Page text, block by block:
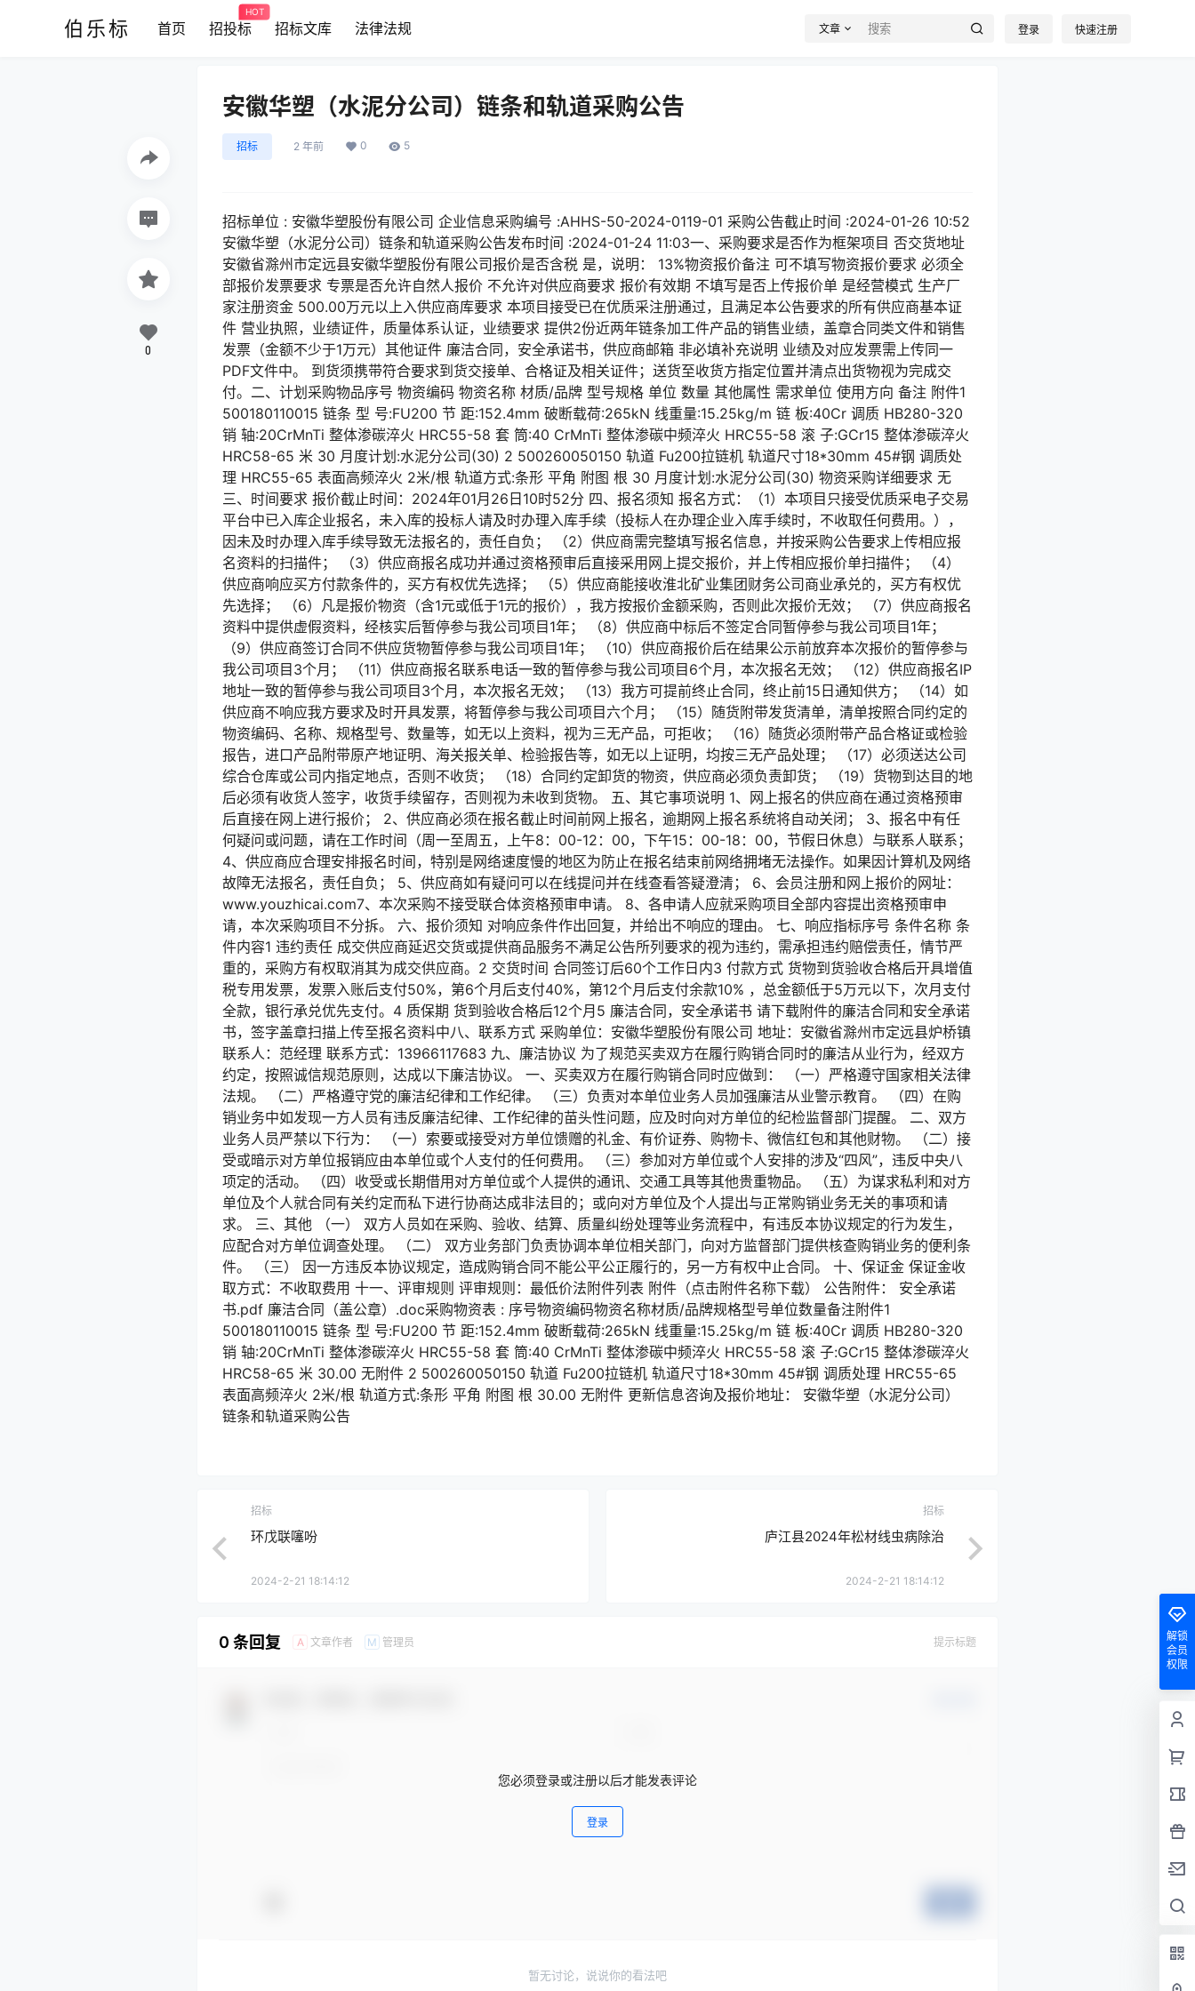
伯乐标 首页 招投标
HOT
招标文库 法律法规 文章 登录 快速注册
安徽华塑（水泥分公司）链条和轨道采购公告
招标 2 年前 0 5
招标单位 : 安徽华塑股份有限公司 企业信息采购编号 :AHHS-50-2024-0119-01 采购公告截止时间 :2024-01-26 10:52
安徽华塑（水泥分公司）链条和轨道采购公告发布时间 :2024-01-24 11:03一、采购要求是否作为框架项目 否交货地址
安徽省滁州市定远县安徽华塑股份有限公司报价是否含税 是，说明： 13%物资报价备注 可不填写物资报价要求 必须全
部报价发票要求 专票是否允许自然人报价 不允许对供应商要求 报价有效期 不填写是否上传报价单 是经营模式 生产厂
家注册资金 500.00万元以上入供应商库要求 本项目接受已在优质采注册通过，且满足本公告要求的所有供应商基本证
件 营业执照，业绩证件，质量体系认证，业绩要求 提供2份近两年链条加工件产品的销售业绩，盖章合同类文件和销售
发票（金额不少于1万元）其他证件 廉洁合同，安全承诺书，供应商邮箱 非必填补充说明 业绩及对应发票需上传同一
PDF文件中。 到货须携带符合要求到货交接单、合格证及相关证件；送货至收货方指定位置并清点出货物视为完成交
付。二、计划采购物品序号 物资编码 物资名称 材质/品牌 型号规格 单位 数量 其他属性 需求单位 使用方向 备注 附件1
500180110015 链条 型 号:FU200 节 距:152.4mm 破断载荷:265kN 线重量:15.25kg/m 链 板:40Cr 调质 HB280-320
销 轴:20CrMnTi 整体渗碳淬火 HRC55-58 套 筒:40 CrMnTi 整体渗碳中频淬火 HRC55-58 滚 子:GCr15 整体渗碳淬火
HRC58-65 米 30 月度计划:水泥分公司(30) 2 500260050150 轨道 Fu200拉链机 轨道尺寸18*30mm 45#钢 调质处
理 HRC55-65 表面高频淬火 2米/根 轨道方式:条形 平角 附图 根 30 月度计划:水泥分公司(30) 物资采购详细要求 无
三、时间要求 报价截止时间：2024年01月26日10时52分 四、报名须知 报名方式：（1）本项目只接受优质采电子交易
平台中已入库企业报名，未入库的投标人请及时办理入库手续（投标人在办理企业入库手续时，不收取任何费用。），
因未及时办理入库手续导致无法报名的，责任自负； （2）供应商需完整填写报名信息，并按采购公告要求上传相应报
名资料的扫描件； （3）供应商报名成功并通过资格预审后直接采用网上提交报价，并上传相应报价单扫描件； （4）
供应商响应买方付款条件的，买方有权优先选择； （5）供应商能接收淮北矿业集团财务公司商业承兑的，买方有权优
先选择； （6）凡是报价物资（含1元或低于1元的报价），我方按报价金额采购，否则此次报价无效； （7）供应商报名
资料中提供虚假资料，经核实后暂停参与我公司项目1年； （8）供应商中标后不签定合同暂停参与我公司项目1年；
（9）供应商签订合同不供应货物暂停参与我公司项目1年； （10）供应商报价后在结果公示前放弃本次报价的暂停参与
我公司项目3个月； （11）供应商报名联系电话一致的暂停参与我公司项目6个月，本次报名无效； （12）供应商报名IP
地址一致的暂停参与我公司项目3个月，本次报名无效； （13）我方可提前终止合同，终止前15日通知供方； （14）如
供应商不响应我方要求及时开具发票，将暂停参与我公司项目六个月； （15）随货附带发货清单，清单按照合同约定的
物资编码、名称、规格型号、数量等，如无以上资料，视为三无产品，可拒收； （16）随货必须附带产品合格证或检验
报告，进口产品附带原产地证明、海关报关单、检验报告等，如无以上证明，均按三无产品处理； （17）必须送达公司
综合仓库或公司内指定地点，否则不收货； （18）合同约定卸货的物资，供应商必须负责卸货； （19）货物到达目的地
后必须有收货人签字，收货手续留存，否则视为未收到货物。 五、其它事项说明 1、网上报名的供应商在通过资格预审
后直接在网上进行报价； 2、供应商必须在报名截止时间前网上报名，逾期网上报名系统将自动关闭； 3、报名中有任
何疑问或问题，请在工作时间（周一至周五，上午8：00-12：00，下午15：00-18：00，节假日休息）与联系人联系；
4、供应商应合理安排报名时间，特别是网络速度慢的地区为防止在报名结束前网络拥堵无法操作。如果因计算机及网络
故障无法报名，责任自负； 5、供应商如有疑问可以在线提问并在线查看答疑澄清； 6、会员注册和网上报价的网址：
www.youzhicai.com7、本次采购不接受联合体资格预审申请。 8、各申请人应就采购项目全部内容提出资格预审申
请，本次采购项目不分拆。 六、报价须知 对响应条件作出回复，并给出不响应的理由。 七、响应指标序号 条件名称 条
件内容1 违约责任 成交供应商延迟交货或提供商品服务不满足公告所列要求的视为违约，需承担违约赔偿责任，情节严
重的，采购方有权取消其为成交供应商。2 交货时间 合同签订后60个工作日内3 付款方式 货物到货验收合格后开具增值
税专用发票，发票入账后支付50%，第6个月后支付40%，第12个月后支付余款10% ，总金额低于5万元以下，次月支付
全款，银行承兑优先支付。4 质保期 货到验收合格后12个月5 廉洁合同，安全承诺书 请下载附件的廉洁合同和安全承诺
书，签字盖章扫描上传至报名资料中八、联系方式 采购单位：安徽华塑股份有限公司 地址：安徽省滁州市定远县炉桥镇
联系人：范经理 联系方式：13966117683 九、廉洁协议 为了规范买卖双方在履行购销合同时的廉洁从业行为，经双方
约定，按照诚信规范原则，达成以下廉洁协议。 一、买卖双方在履行购销合同时应做到： （一）严格遵守国家相关法律
法规。 （二）严格遵守党的廉洁纪律和工作纪律。 （三）负责对本单位业务人员加强廉洁从业警示教育。 （四）在购
销业务中如发现一方人员有违反廉洁纪律、工作纪律的苗头性问题，应及时向对方单位的纪检监督部门提醒。 二、双方
业务人员严禁以下行为： （一）索要或接受对方单位馈赠的礼金、有价证券、购物卡、微信红包和其他财物。 （二）接
受或暗示对方单位报销应由本单位或个人支付的任何费用。 （三）参加对方单位或个人安排的涉及“四风”，违反中央八
项定的活动。 （四）收受或长期借用对方单位或个人提供的通讯、交通工具等其他贵重物品。 （五）为谋求私利和对方
单位及个人就合同有关约定而私下进行协商达成非法目的；或向对方单位及个人提出与正常购销业务无关的事项和请
求。 三、其他 （一） 双方人员如在采购、验收、结算、质量纠纷处理等业务流程中，有违反本协议规定的行为发生，
应配合对方单位调查处理。 （二） 双方业务部门负责协调本单位相关部门，向对方监督部门提供核查购销业务的便利条
件。 （三） 因一方违反本协议规定，造成购销合同不能公平公正履行的，另一方有权中止合同。 十、保证金 保证金收
取方式：不收取费用 十一、评审规则 评审规则：最低价法附件列表 附件（点击附件名称下载） 公告附件： 安全承诺
书.pdf 廉洁合同（盖公章）.doc采购物资表 : 序号物资编码物资名称材质/品牌规格型号单位数量备注附件1
500180110015 链条 型 号:FU200 节 距:152.4mm 破断载荷:265kN 线重量:15.25kg/m 链 板:40Cr 调质 HB280-320
销 轴:20CrMnTi 整体渗碳淬火 HRC55-58 套 筒:40 CrMnTi 整体渗碳中频淬火 HRC55-58 滚 子:GCr15 整体渗碳淬火
HRC58-65 米 30.00 无附件 2 500260050150 轨道 Fu200拉链机 轨道尺寸18*30mm 45#钢 调质处理 HRC55-65
表面高频淬火 2米/根 轨道方式:条形 平角 附图 根 30.00 无附件 更新信息咨询及报价地址： 安徽华塑（水泥分公司）
链条和轨道采购公告
0
招标
环戊联噻吩
2024-2-21 18:14:12
招标
庐江县2024年松材线虫病除治
2024-2-21 18:14:12
0 条回复 A 文章作者 M 管理员 提示标题
您必须登录或注册以后才能发表评论
登录
暂无讨论，说说你的看法吧
解锁
会员
权限